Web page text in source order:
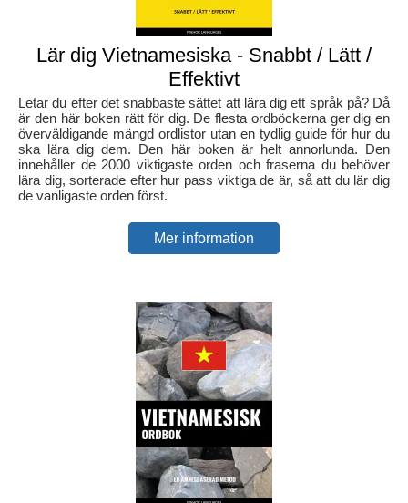
Lär dig Vietnamesiska - Snabbt / Lätt /
Effektivt
Letar du efter det snabbaste sättet att lära dig ett språk på? Då
är den här boken rätt för dig. De flesta ordböckerna ger dig en
överväldigande mängd ordlistor utan en tydlig guide för hur du
ska lära dig dem. Den här boken är helt annorlunda. Den
innehåller de 2000 viktigaste orden och fraserna du behöver
lära dig, sorterade efter hur pass viktiga de är, så att du lär dig
de vanligaste orden först.
Mer information